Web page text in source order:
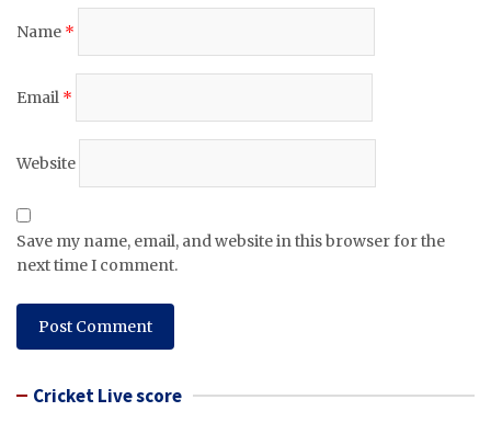
Name *
Email *
Website
Save my name, email, and website in this browser for the
next time I comment.
Cricket Live score